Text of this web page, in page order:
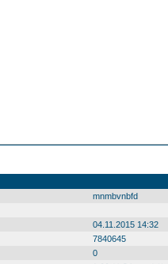
mnmbvnbfd
04.11.2015 14:32
7840645
0